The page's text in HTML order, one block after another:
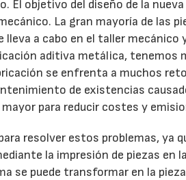
El objetivo del diseño de la
La gran mayoría de las
a cabo en el taller mecánico
aditiva metálica, tenemos
se enfrenta a muchos
de existencias
para reducir costes y
resolver estos problemas, ya
la impresión de piezas en
se puede transformar en la